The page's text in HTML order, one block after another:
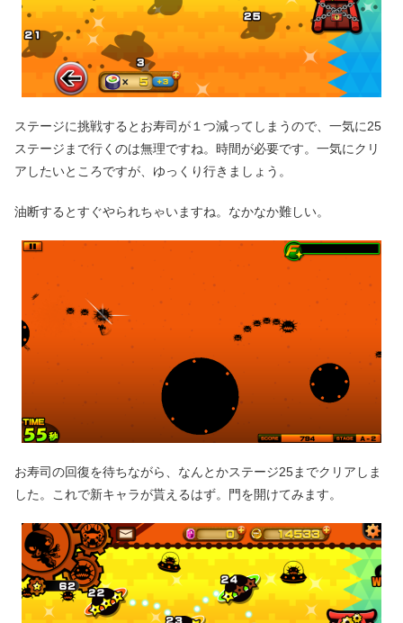
ステージに挑戦するとお寿司が１つ減ってしまうので、一気に25
ステージまで行くのは無理ですね。時間が必要です。一気にクリ
アしたいところですが、ゆっくり行きましょう。
油断するとすぐやられちゃいますね。なかなか難しい。
お寿司の回復を待ちながら、なんとかステージ25までクリアしま
した。これで新キャラが貰えるはず。門を開けてみます。